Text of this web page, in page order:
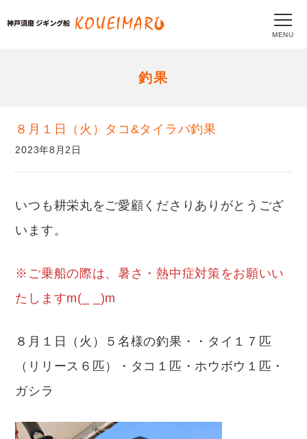
MENU
釣果
８月１日（火）タコ&タイラバ釣果
2023年8月2日
いつも耕栄丸をご愛顧くださりありがとうござ
います。
※ご乗船の際は、暑さ・熱中症対策をお願いい
たしますm(_ _)m
８月１日（火）５名様の釣果・・タイ１７匹
（リリース６匹）・タコ１匹・ホウボウ１匹・
ガシラ